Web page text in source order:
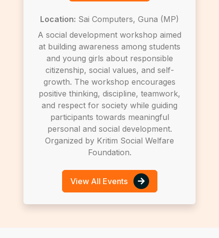
Location: Sai Computers, Guna (MP)
A social development workshop aimed
at building awareness among students
and young girls about responsible
citizenship, social values, and self-
growth. The workshop encourages
positive thinking, discipline, teamwork,
and respect for society while guiding
participants towards meaningful
personal and social development.
Organized by Kritim Social Welfare
Foundation.
View All Events